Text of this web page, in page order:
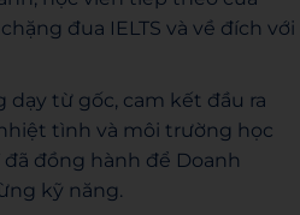
đua IELTS và về đích với
từ gốc, cam kết đầu ra
tình và môi trường học
đồng hành để Doanh
kỹ năng.